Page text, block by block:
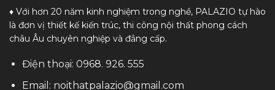
♦ Với hơn 20 năm kinh nghiệm trong nghề, PALAZIO tự hào
là đơn vị thiết kế kiến trúc, thi công nội thất phong cách
châu Âu chuyên nghiệp và đẳng cấp.
Điện thoại: 0968. 926. 555
Email: noithatpalazio@gmail.com